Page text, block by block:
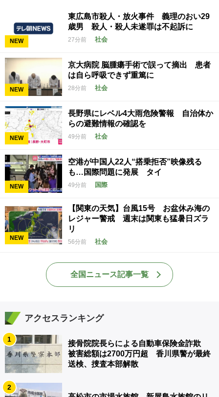
NEW
東広島市殺人・放火事件 義理のおい29
歳男 殺人・殺人未遂罪は不起訴に
27分前 社会
NEW
京大病院 脳腫瘍手術で誤って摘出 患者
は自ら呼吸できず重篤に
28分前 社会
NEW
長野県にレベル4大雨危険警報 自治体か
らの避難情報の確認を
49分前 社会
NEW
空港が中国人22人“搭乗拒否”映像残る
も…国際問題に発展 タイ
49分前 国際
NEW
【関東の天気】台風15号 お盆休み海の
レジャー警戒 週末は関東も猛暑日ズラ
リ
56分前 社会
全国ニュース記事一覧
アクセスランキング
1
接骨院院長らによる自動車保険金詐欺
被害総額は2700万円超 香川県警が最終
送検、捜査本部解散
2